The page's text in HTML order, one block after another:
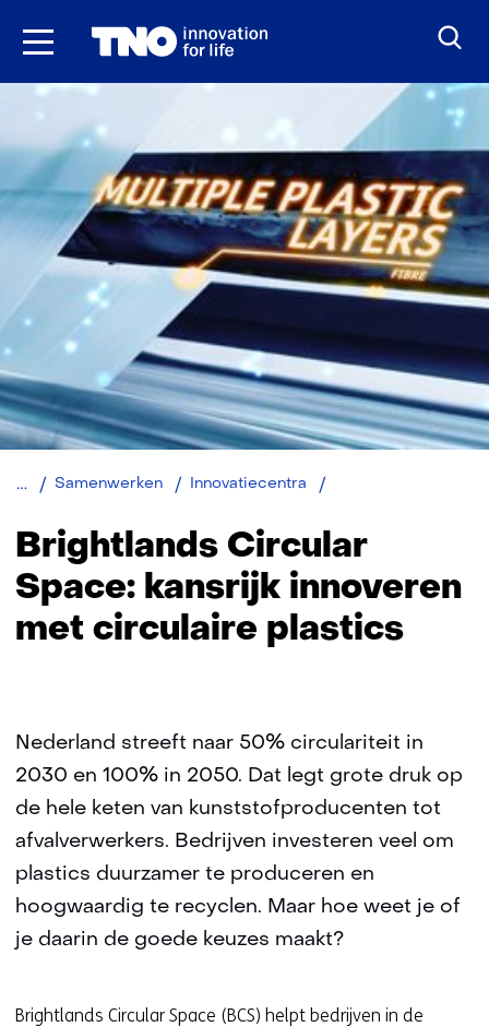
Ga
Samenwerken Innovatiecentra
Space:
kansrijk
met
circulaire
plastics
Brightlands Circular
Space: kansrijk innoveren
met circulaire plastics
Nederland streeft naar 50% circulariteit in
2030 en 100% in 2050. Dat legt grote druk op
de hele keten van kunststofproducenten tot
afvalverwerkers. Bedrijven investeren veel om
plastics duurzamer te produceren en
hoogwaardig te recyclen. Maar hoe weet je of
je daarin de goede keuzes maakt?
Brightlands Circular Space (BCS) helpt bedrijven in de